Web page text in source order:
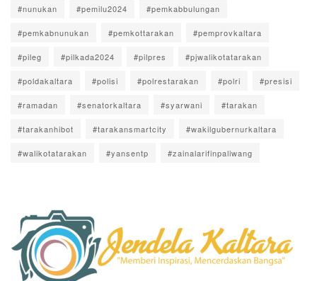
#nunukan #pemilu2024 #pemkabbulungan
#pemkabnunukan #pemkottarakan #pemprovkaltara
#pileg #pilkada2024 #pilpres #pjwalikotatarakan
#poldakaltara #polisi #polrestarakan #polri #presisi
#ramadan #senatorkaltara #syarwani #tarakan
#tarakanhibot #tarakansmartcity #wakilgubernurkaltara
#walikotatarakan #yansentp #zainalarifinpaliwang